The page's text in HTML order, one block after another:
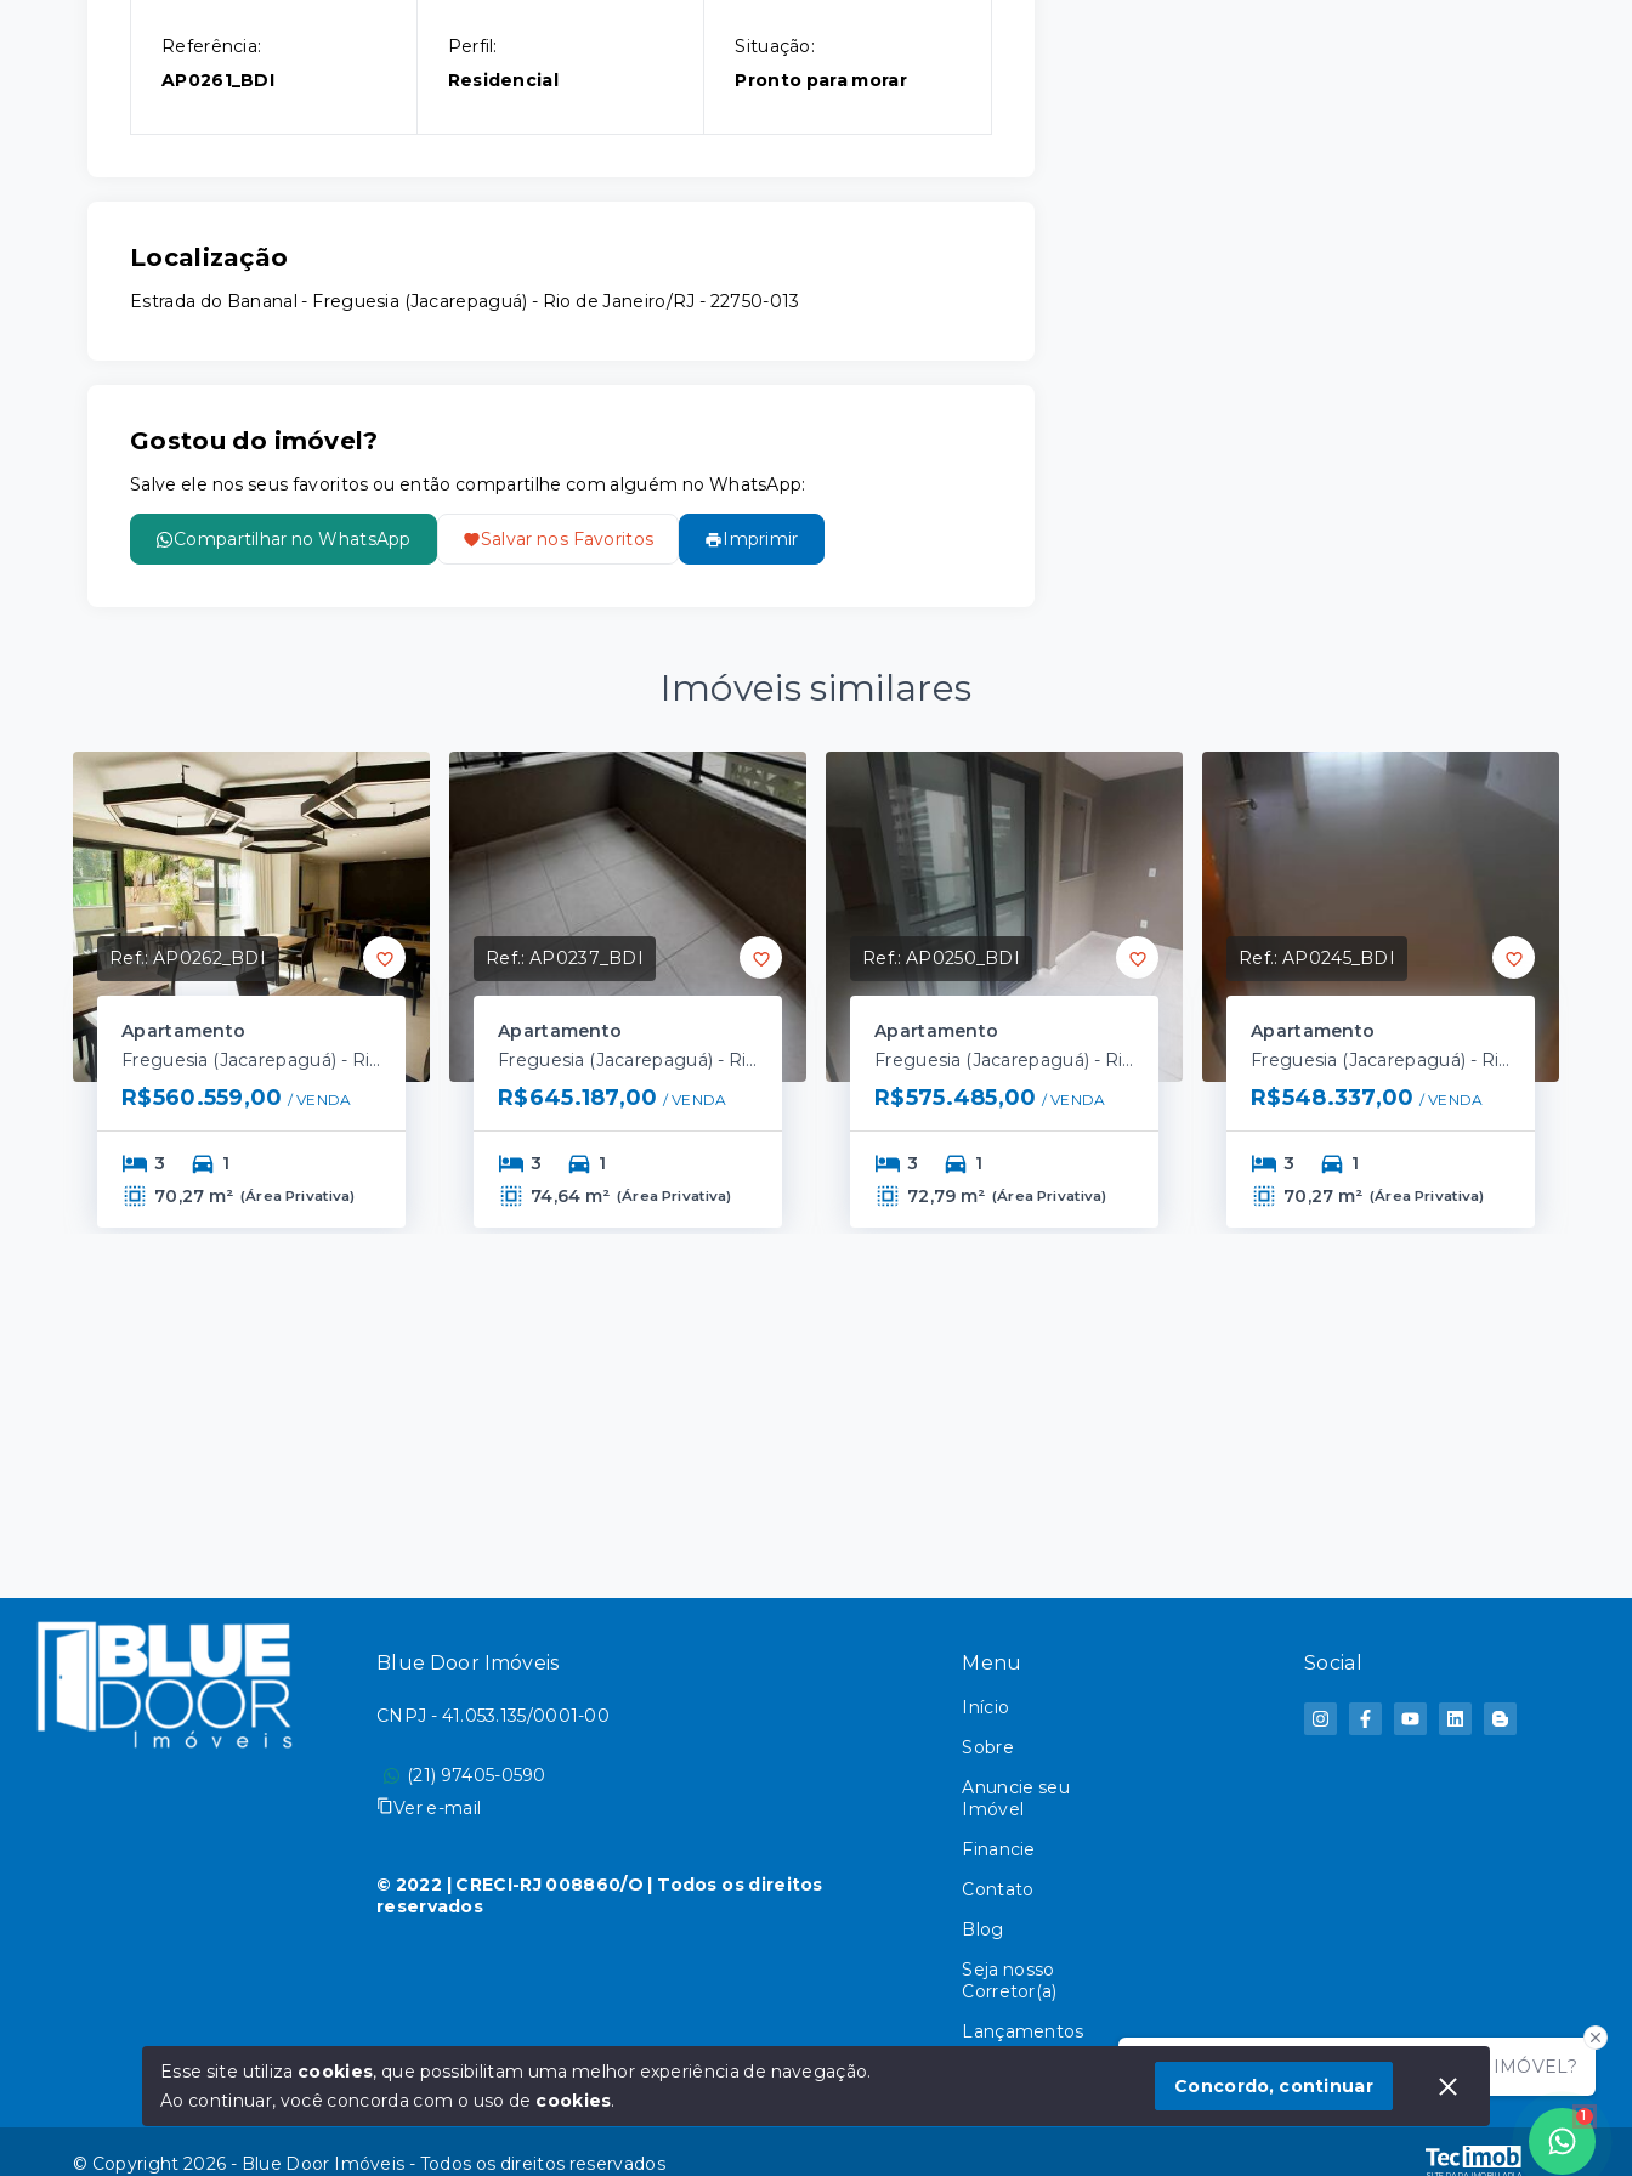
Referência:
AP0261_BDI
Perfil:
Residencial
Situação:
Pronto para morar
Localização
Estrada do Bananal - Freguesia (Jacarepaguá) - Rio de Janeiro/RJ - 22750-013
Gostou do imóvel?
Salve ele nos seus favoritos ou então compartilhe com alguém no WhatsApp:
Compartilhar no WhatsApp Salvar nos Favoritos Imprimir
Imóveis similares
Ref.:AP0262_BDI
Apartamento
Freguesia (Jacarepaguá) - Rio de Janeiro/RJ
R$560.559,00 / VENDA
3
1
70,27 m² (Área Privativa)
Ref.:AP0237_BDI
Apartamento
Freguesia (Jacarepaguá) - Rio de Janeiro/RJ
R$645.187,00 / VENDA
3
1
74,64 m² (Área Privativa)
Ref.:AP0250_BDI
Apartamento
Freguesia (Jacarepaguá) - Rio de Janeiro/RJ
R$575.485,00 / VENDA
3
1
72,79 m² (Área Privativa)
Ref.:AP0245_BDI
Apartamento
Freguesia (Jacarepaguá) - Rio de Janeiro/RJ
R$548.337,00 / VENDA
3
1
70,27 m² (Área Privativa)
Olá! Deseja mais informações sobre qual IMÓVEL?
1
Blue Door Imóveis
CNPJ - 41.053.135/0001-00
(21) 97405-0590
Ver e-mail
© 2022 | CRECI-RJ 008860/O | Todos os direitos
reservados
Menu
Início
Sobre
Anuncie seu
Imóvel
Financie
Contato
Blog
Seja nosso
Corretor(a)
Lançamentos
Social
© Copyright 2026 - Blue Door Imóveis - Todos os direitos reservados
Esse site utiliza cookies, que possibilitam uma melhor experiência de navegação.
Ao continuar, você concorda com o uso de cookies.
Concordo, continuar